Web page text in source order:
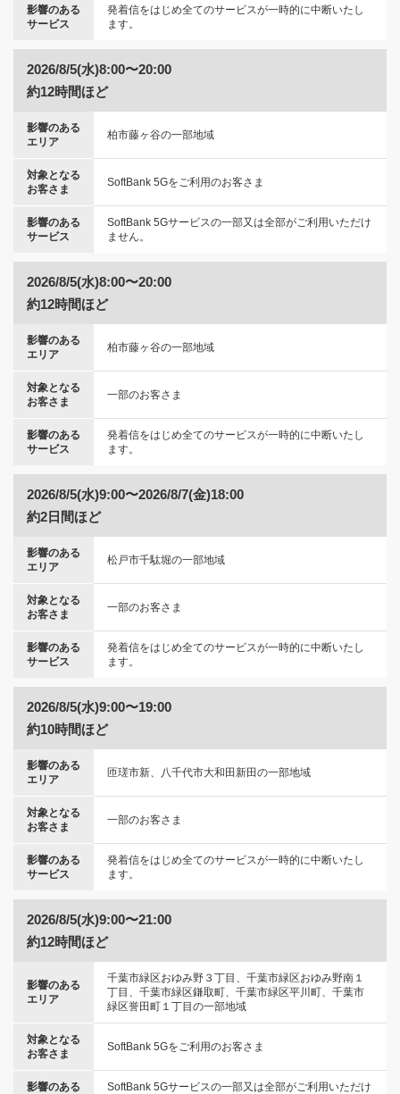
影響のある
サービス
発着信をはじめ全てのサービスが一時的に中断いたし
ます。
2026/8/5(水)8:00〜20:00
約12時間ほど
影響のある
エリア
柏市藤ヶ谷の一部地域
対象となる
お客さま
SoftBank 5Gをご利用のお客さま
影響のある
サービス
SoftBank 5Gサービスの一部又は全部がご利用いただけ
ません。
2026/8/5(水)8:00〜20:00
約12時間ほど
影響のある
エリア
柏市藤ヶ谷の一部地域
対象となる
お客さま
一部のお客さま
影響のある
サービス
発着信をはじめ全てのサービスが一時的に中断いたし
ます。
2026/8/5(水)9:00〜2026/8/7(金)18:00
約2日間ほど
影響のある
エリア
松戸市千駄堀の一部地域
対象となる
お客さま
一部のお客さま
影響のある
サービス
発着信をはじめ全てのサービスが一時的に中断いたし
ます。
2026/8/5(水)9:00〜19:00
約10時間ほど
影響のある
エリア
匝瑳市新、八千代市大和田新田の一部地域
対象となる
お客さま
一部のお客さま
影響のある
サービス
発着信をはじめ全てのサービスが一時的に中断いたし
ます。
2026/8/5(水)9:00〜21:00
約12時間ほど
影響のある
エリア
千葉市緑区おゆみ野３丁目、千葉市緑区おゆみ野南１
丁目、千葉市緑区鎌取町、千葉市緑区平川町、千葉市
緑区誉田町１丁目の一部地域
対象となる
お客さま
SoftBank 5Gをご利用のお客さま
影響のある
SoftBank 5Gサービスの一部又は全部がご利用いただけ